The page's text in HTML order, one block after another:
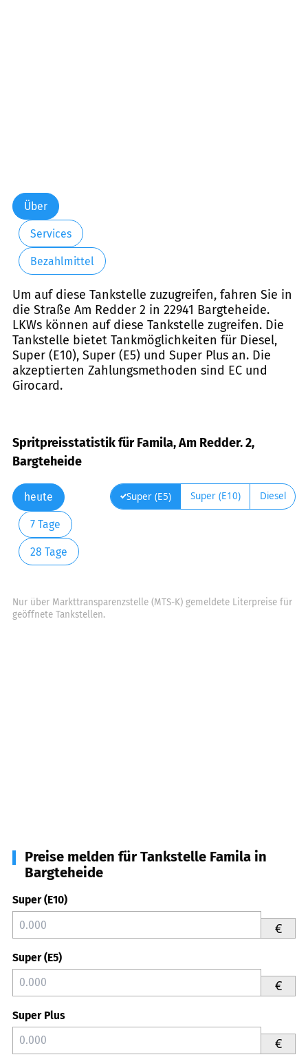
Über
Services
Bezahlmittel
Um auf diese Tankstelle zuzugreifen, fahren Sie in
die Straße Am Redder 2 in 22941 Bargteheide.
LKWs können auf diese Tankstelle zugreifen. Die
Tankstelle bietet Tankmöglichkeiten für Diesel,
Super (E10), Super (E5) und Super Plus an. Die
akzeptierten Zahlungsmethoden sind EC und
Girocard.
Spritpreisstatistik für Famila, Am Redder. 2,
Bargteheide
heute
7 Tage
28 Tage
Super (E5) Super (E10) Diesel
Nur über Markttransparenzstelle (MTS-K) gemeldete Literpreise für
geöffnete Tankstellen.
Preise melden für Tankstelle Famila in
Bargteheide
Super (E10)
€
Super (E5)
€
Super Plus
€